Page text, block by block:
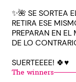
✨️🌺 SE SORTEA
RETIRA ESE
PREPARAN EN
DE LO
SUERTEEEE! 🍀♥️
The winners